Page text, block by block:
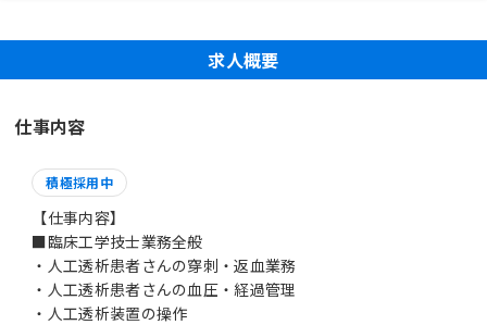
求人概要
仕事内容
積極採用中
【仕事内容】
■臨床工学技士業務全般
・人工透析患者さんの穿刺・返血業務
・人工透析患者さんの血圧・経過管理
・人工透析装置の操作